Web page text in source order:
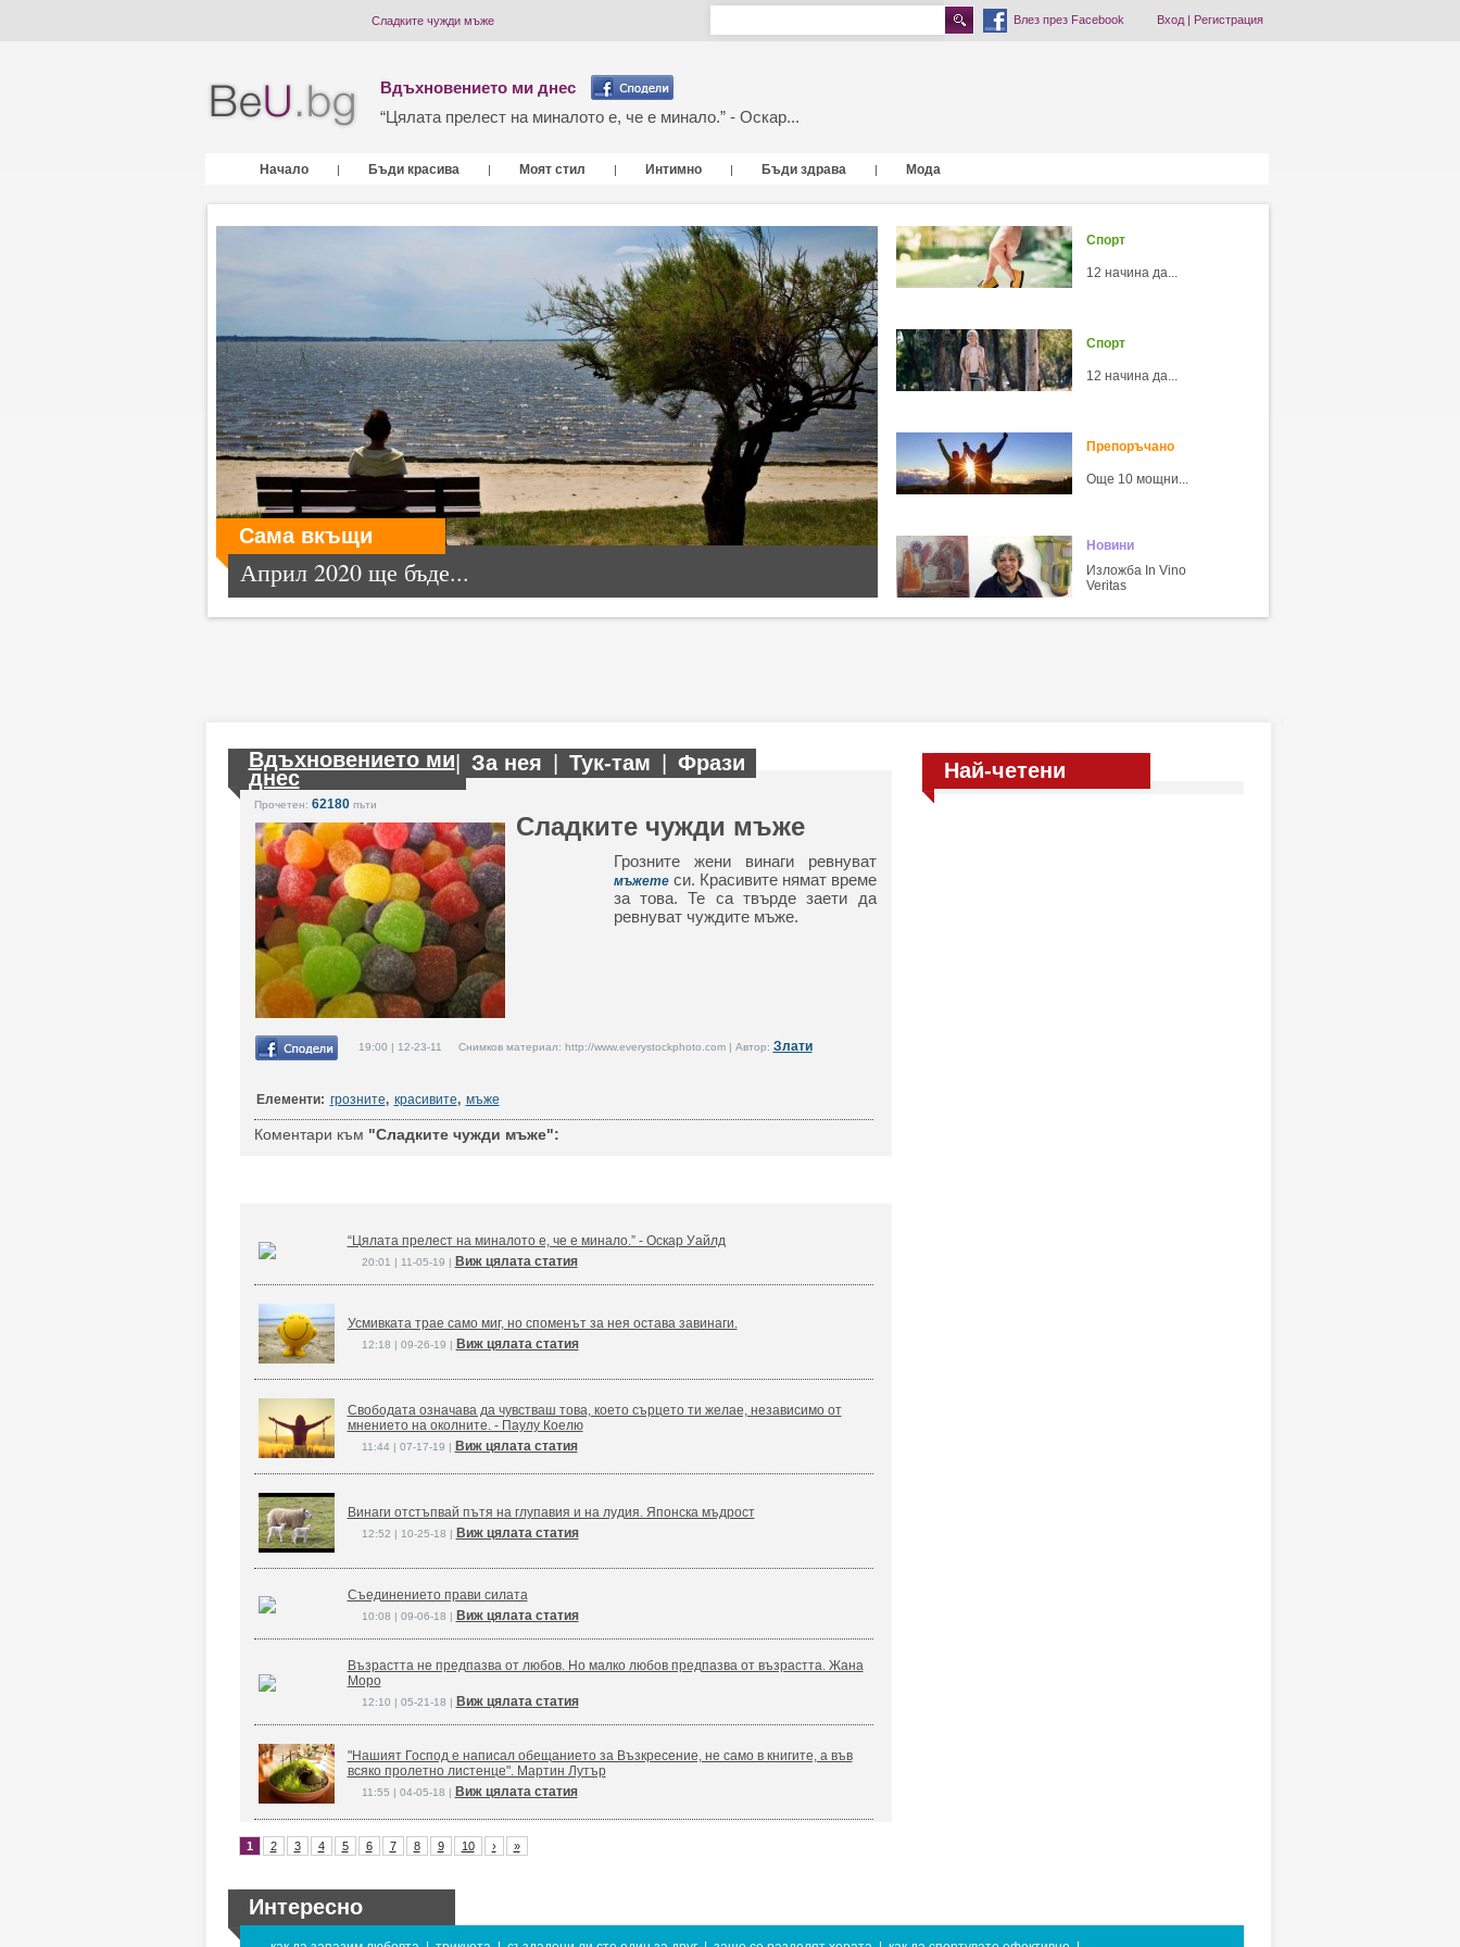
Сладките чужди мъже Влез през Facebook Вход| Регистрация
Вдъхновението ми днес
“Цялата прелест на миналото е, че е минало.” - Оскар...
Начало | Бъди красива | Моят стил | Интимно | Бъди здрава | Мода
Сама вкъщи
Април 2020 ще бъде...
Спорт
12 начина да...
Спорт
12 начина да...
Препоръчано
Още 10 мощни...
Новини
Изложба In Vino
Veritas
Вдъхновението ми
днес
| За нея Тук-там Фрази
Прочетен: 62180пъти
Сладките чужди мъже
Грозните жени винаги ревнуват
мъжетеси. Красивите нямат време
за това. Те са твърде заети да
ревнуват чуждите мъже.
19:00 | 12-23-11 Снимков материал: http://www.everystockphoto.com | Автор: Злати
Елементи: грозните, красивите, мъже
Коментари към "Сладките чужди мъже":
“Цялата прелест на миналото е, че е минало.” - Оскар Уайлд
20:01 | 11-05-19 | Виж цялата статия
Усмивката трае само миг, но споменът за нея остава завинаги.
12:18 | 09-26-19 | Виж цялата статия
Свободата означава да чувстваш това, което сърцето ти желае, независимо от
мнението на околните. - Паулу Коелю
11:44 | 07-17-19 | Виж цялата статия
Винаги отстъпвай пътя на глупавия и на лудия. Японска мъдрост
12:52 | 10-25-18 | Виж цялата статия
Съединението прави силата
10:08 | 09-06-18 | Виж цялата статия
Възрастта не предпазва от любов. Но малко любов предпазва от възрастта. Жана
Моро
12:10 | 05-21-18 | Виж цялата статия
"Нашият Господ е написал обещанието за Възкресение, не само в книгите, а във
всяко пролетно листенце". Мартин Лутър
11:55 | 04-05-18 | Виж цялата статия
1 2 3 4 5 6 7 8 9 10 › »
Най-четени
Интересно